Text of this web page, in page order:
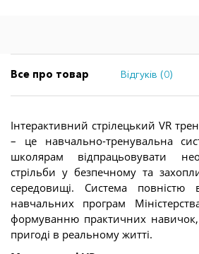
Все про товар Відгуків (0)
Інтерактивний стрілецький VR
– це навчально-тренувальна
школярам відпрацьовувати
стрільби у безпечному та
середовищі. Система повністю
навчальних програм
формуванню практичних
пригоді в реальному житті.